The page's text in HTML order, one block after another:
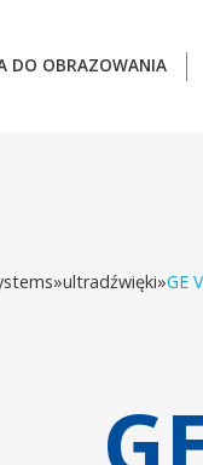
DO OBRAZOWANIA
»ultradźwięki»GE